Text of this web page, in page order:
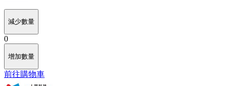
減少數量
0
增加數量
前往購物車